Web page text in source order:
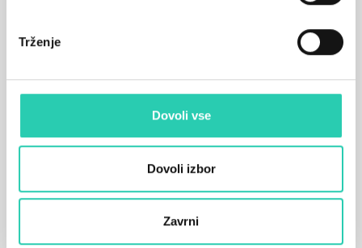
Trženje
Dovoli vse
Dovoli izbor
Zavrni